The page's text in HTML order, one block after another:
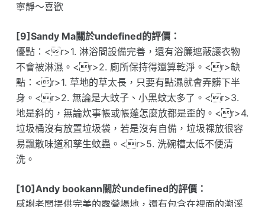
寧靜～喜歡
[9]Sandy Ma關於undefined的評價：
優點：<r>1. 淋浴間設備完善，還有浴簾遮蔽讓衣物
不會被淋濕。<r>2. 廁所保持得還算乾淨。<r>缺
點：<r>1. 草地的草太長，只要有點濕就會弄髒下半
身。<r>2. 無論是大蚊子、小黑蚊太多了。<r>3.
地是斜的，無論炊事帳或帳蓬怎麼放都是歪的。<r>4.
垃圾桶沒有放置垃圾袋，若是沒有自備，垃圾裸放很容
易飄散味道和孳生蚊蟲。<r>5. 洗碗槽太低不便清
洗。
[10]Andy bookann關於undefined的評價：
感謝老闆提供完美的露營場地，還有包含在裡面的溯溪